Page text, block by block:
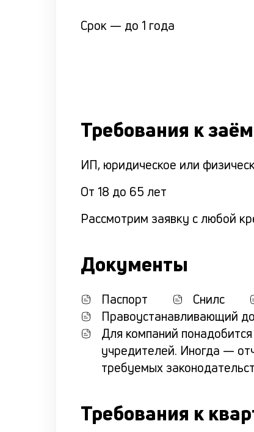
Срок — до 1 года
Требования к
ИП, юридическое или
От 18 до 65 лет
Рассмотрим заявку с любой
Документы
Паспорт Снилс
Правоустанавливающий
Для компаний
учредителей. Иногда —
требуемых
Требования к